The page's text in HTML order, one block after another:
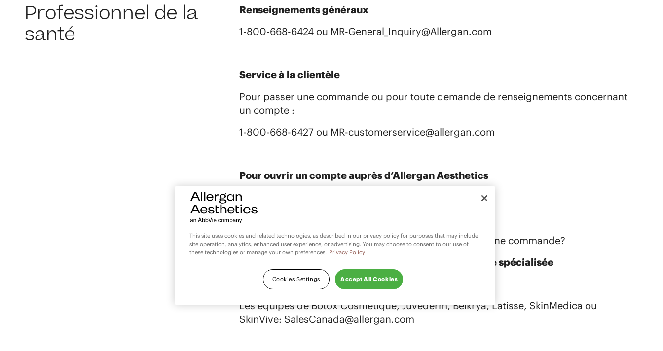
Professionnel de la
santé​
Renseignements généraux
1-800-668-6424 ou MR-General_Inquiry@Allergan.com​
Service à la clientèle​
Pour passer une commande ou pour toute demande de renseignements concernant
un compte :​
1-800-668-6427 ou MR-customerservice@allergan.com​
Pour ouvrir un compte auprès d’Allergan Aesthetics
1-800-668-6427 ou Accounts@allergan.com​
Nos produits vous intéressent ou vous désirez passer une commande?
Adressez-vous à un membre de notre équipe de vente spécialisée
Les équipes de Botox Cosmétique, Juvéderm, Belkrya, Latisse, SkinMedica ou
SkinVive: SalesCanada@allergan.com
This site uses cookies and related technologies, as described in our privacy policy for purposes that may include
site operation, analytics, enhanced user experience, or advertising. You may choose to consent to our use of
these technologies or manage your own preferences. Privacy Policy
Accept All Cookies
Cookies Settings